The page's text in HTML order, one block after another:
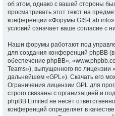
об этом, однако с вашей стороны
просматривать этот текст на
конференции «Форумы GIS-
условий означает ваше согласие с
Наши форумы работают под
для создания конференций phpBB
обеспечение phpBB»,
Teams»), выпущенного по лицензии «
дальнейшем «GPL»). Скачать его
Ограничения лицензии GPL для
строго связаны с организацией и
phpBB Limited не несёт
конференций определяет в